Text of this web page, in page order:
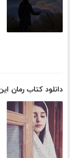
دانلود کتاب رمان